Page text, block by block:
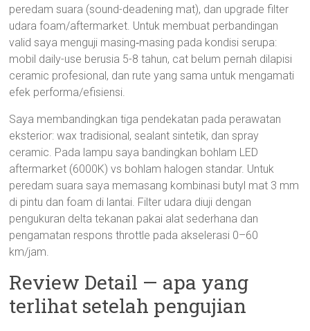
peredam suara (sound-deadening mat), dan upgrade filter
udara foam/aftermarket. Untuk membuat perbandingan
valid saya menguji masing‑masing pada kondisi serupa:
mobil daily-use berusia 5-8 tahun, cat belum pernah dilapisi
ceramic profesional, dan rute yang sama untuk mengamati
efek performa/efisiensi.
Saya membandingkan tiga pendekatan pada perawatan
eksterior: wax tradisional, sealant sintetik, dan spray
ceramic. Pada lampu saya bandingkan bohlam LED
aftermarket (6000K) vs bohlam halogen standar. Untuk
peredam suara saya memasang kombinasi butyl mat 3 mm
di pintu dan foam di lantai. Filter udara diuji dengan
pengukuran delta tekanan pakai alat sederhana dan
pengamatan respons throttle pada akselerasi 0–60
km/jam.
Review Detail — apa yang
terlihat setelah pengujian